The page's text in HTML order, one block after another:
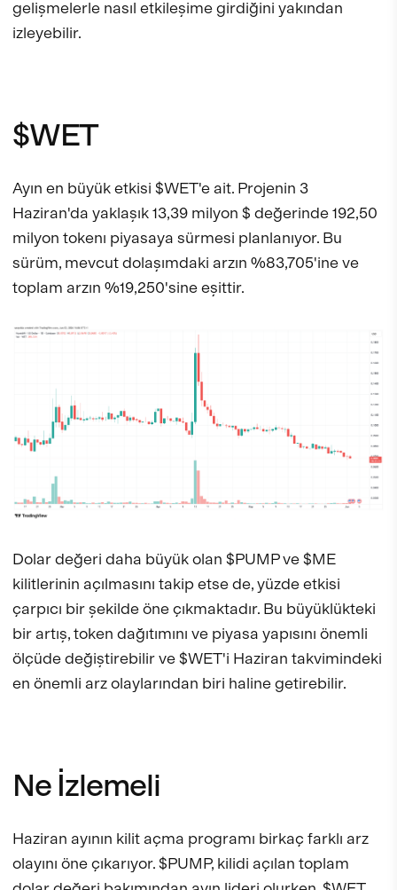
gelişmelerle nasıl etkileşime girdiğini yakından
izleyebilir.
$WET
Ayın en büyük etkisi $WET'e ait. Projenin 3
Haziran'da yaklaşık 13,39 milyon $ değerinde 192,50
milyon tokenı piyasaya sürmesi planlanıyor. Bu
sürüm, mevcut dolaşımdaki arzın %83,705'ine ve
toplam arzın %19,250'sine eşittir.
Dolar değeri daha büyük olan $PUMP ve $ME
kilitlerinin açılmasını takip etse de, yüzde etkisi
çarpıcı bir şekilde öne çıkmaktadır. Bu büyüklükteki
bir artış, token dağıtımını ve piyasa yapısını önemli
ölçüde değiştirebilir ve $WET'i Haziran takvimindeki
en önemli arz olaylarından biri haline getirebilir.
Ne İzlemeli
Haziran ayının kilit açma programı birkaç farklı arz
olayını öne çıkarıyor. $PUMP, kilidi açılan toplam